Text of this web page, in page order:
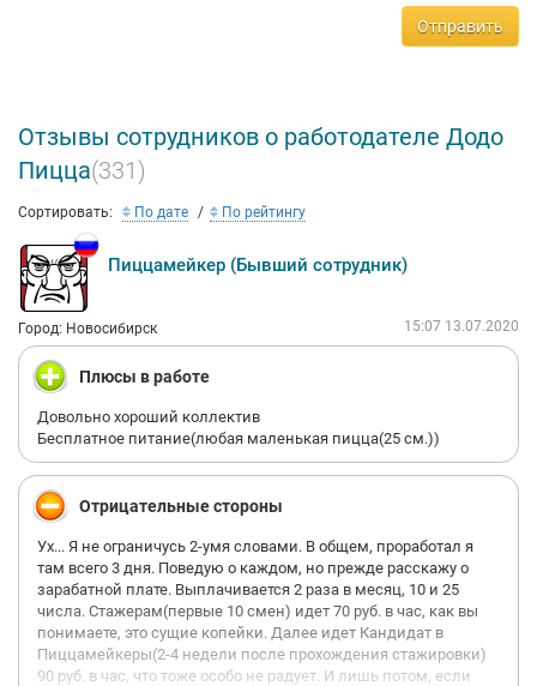
Отправить
Отзывы сотрудников о работодателе Додо
Пицца(331)
Сортировать: По дате По рейтингу
Пиццамейкер (Бывший сотрудник)
Город: Новосибирск 15:07 13.07.2020
Плюсы в работе
Довольно хороший коллектив
Бесплатное питание(любая маленькая пицца(25 см.))
Отрицательные стороны
Ух... Я не ограничусь 2-умя словами. В общем, проработал я
там всего 3 дня. Поведую о каждом, но прежде расскажу о
зарабатной плате. Выплачивается 2 раза в месяц, 10 и 25
числа. Стажерам(первые 10 смен) идет 70 руб. в час, как вы
понимаете, это сущие копейки. Далее идет Кандидат в
Пиццамейкеры(2-4 недели после прохождения стажировки)
90 руб. в час, что тоже особо не радует. И лишь потом, если